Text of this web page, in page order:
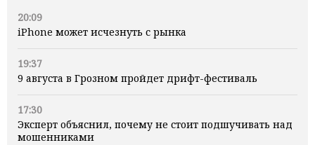
20:09
iPhone может исчезнуть с рынка
19:37
9 августа в Грозном пройдет дрифт-фестиваль
17:30
Эксперт объяснил, почему не стоит подшучивать над
мошенниками